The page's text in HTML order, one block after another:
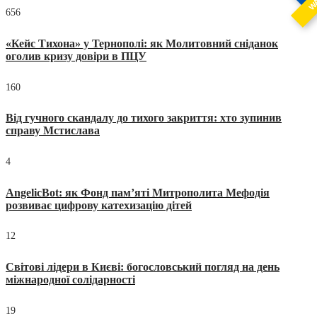
656
«Кейс Тихона» у Тернополі: як Молитовний сніданок
оголив кризу довіри в ПЦУ
160
Від гучного скандалу до тихого закриття: хто зупинив
справу Мстислава
4
AngelicBot: як Фонд пам’яті Митрополита Мефодія
розвиває цифрову катехизацію дітей
12
Світові лідери в Києві: богословський погляд на день
міжнародної солідарності
19